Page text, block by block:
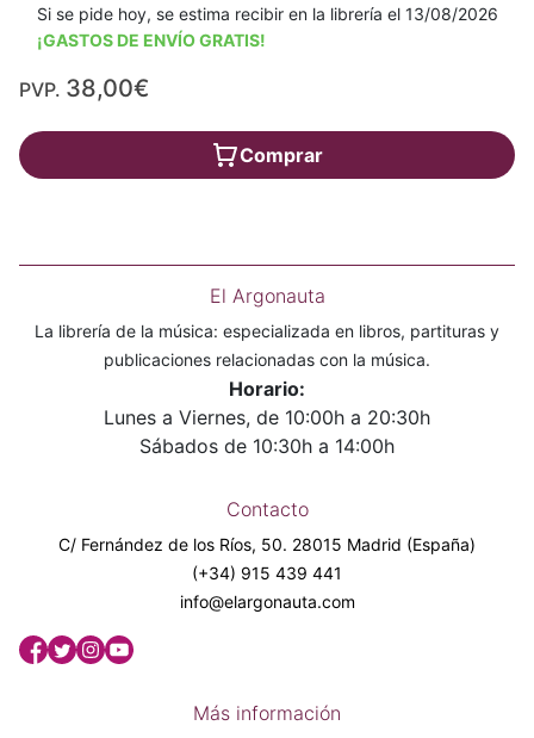
Si se pide hoy, se estima recibir en la librería el 13/08/2026
¡GASTOS DE ENVÍO GRATIS!
PVP. 38,00€
Comprar
El Argonauta
La librería de la música: especializada en libros, partituras y
publicaciones relacionadas con la música.
Horario:
Lunes a Viernes, de 10:00h a 20:30h
Sábados de 10:30h a 14:00h
Contacto
C/ Fernández de los Ríos, 50. 28015 Madrid (España)
(+34) 915 439 441
info@elargonauta.com
Más información